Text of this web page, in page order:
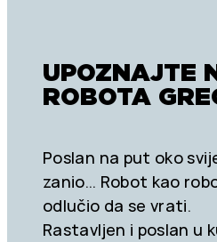
UPOZNAJTE
ROBOTA
Poslan na put oko
zanio… Robot kao
odlučio da se vrati.
Rastavljen i poslan u